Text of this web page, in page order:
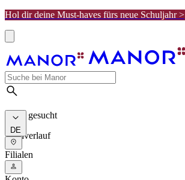
Hol dir deine Must-haves fürs neue Schuljahr >
Meist gesucht
Suchverlauf
DE
Filialen